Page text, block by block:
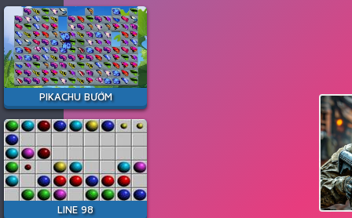
Đua
Xe
Game
Minecraft
Game
Among
Us
Game
PIKACHU BƯỚM
LINE 98